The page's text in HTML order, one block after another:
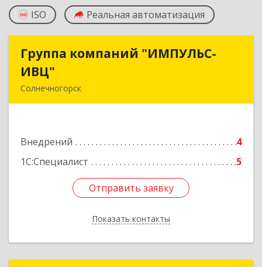
ISO Реальная автоматизация
Группа компаний "ИМПУЛЬС-
ИВЦ"
Солнечногорск
Внедрений
4
1С:Специалист
5
Отправить заявку
Показать контакты
Группа компаний "ИМПУЛЬС-
Подробнее
Отправить заявку
Назад